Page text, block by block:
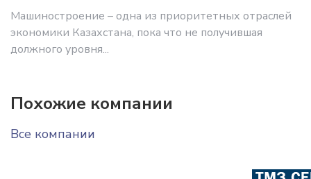
Машиностроение – одна из приоритетных отраслей
экономики Казахстана, пока что не получившая
должного уровня...
Похожие компании
Все компании